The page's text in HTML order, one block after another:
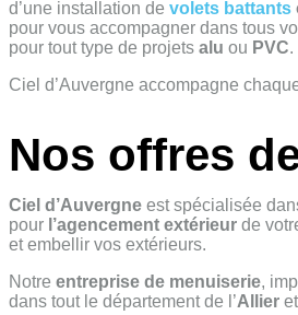
d’une installation de volets battants
pour vous accompagner dans tous
pour tout type de projets alu ou PVC.
Ciel d’Auvergne accompagne
Nos offres
Ciel d’Auvergne est spécialisée
pour l’agencement extérieur de
et embellir vos extérieurs.
Notre entreprise de menuiserie,
dans tout le département de l’Allier